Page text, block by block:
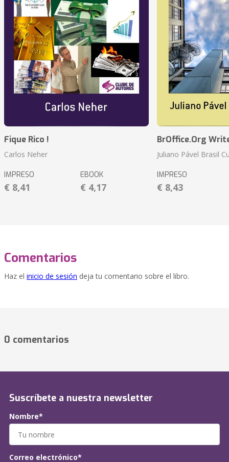
Fique Rico !
Carlos Neher
IMPRESO
€ 8,41
EBOOK
€ 4,17
BrOffice.Org
Juliano Pável Brasil
IMPRESO
€ 8,43
Comentarios
Haz el inicio de sesión deja tu comentario sobre el libro.
0 comentarios
Suscríbete a nuestra newsletter
Nombre*
Correo electrónico*